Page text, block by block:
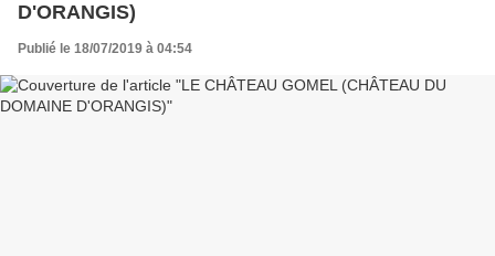
D'ORANGIS)
Publié le 18/07/2019 à 04:54